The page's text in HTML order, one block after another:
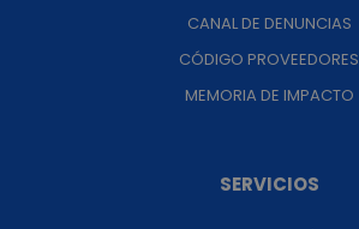
CANAL DE DENUNCIAS
CÓDIGO PROVEEDORES
MEMORIA DE IMPACTO
SERVICIOS